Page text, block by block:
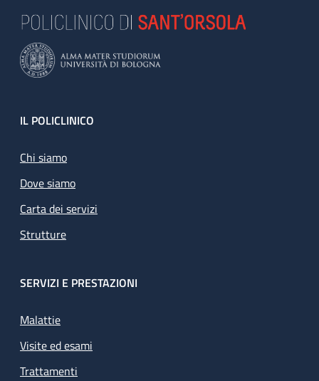
Footer
IL POLICLINICO
Chi siamo
Dove siamo
Carta dei servizi
Strutture
SERVIZI E PRESTAZIONI
Malattie
Visite ed esami
Trattamenti